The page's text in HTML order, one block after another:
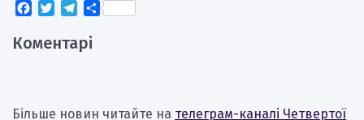
Facebook
TwitterTelegram
Поділитися
Коментарі
Більше новин читайте на телеграм-каналі Четвертої